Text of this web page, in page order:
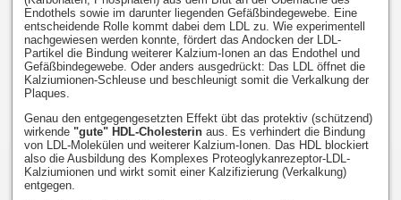
Endothels sowie im darunter liegenden Gefäßbindegewebe. Eine
entscheidende Rolle kommt dabei dem LDL zu. Wie experimentell
nachgewiesen werden konnte, fördert das Andocken der LDL-
Partikel die Bindung weiterer Kalzium-Ionen an das Endothel und
Gefäßbindegewebe. Oder anders ausgedrückt: Das LDL öffnet die
Kalziumionen-Schleuse und beschleunigt somit die Verkalkung der
Plaques.
Genau den entgegengesetzten Effekt übt das protektiv (schützend)
wirkende "gute" HDL-Cholesterinaus. Es verhindert die Bindung
von LDL-Molekülen und weiterer Kalzium-Ionen. Das HDL blockiert
also die Ausbildung des Komplexes Proteoglykanrezeptor-LDL-
Kalziumionen und wirkt somit einer Kalzifizierung (Verkalkung)
entgegen.